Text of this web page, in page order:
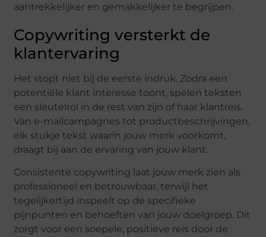
aantrekkelijker en gemakkelijker te begrijpen.
Copywriting versterkt de
klantervaring
Het stopt niet bij de eerste indruk. Zodra een
potentiële klant interesse toont, spelen teksten
een sleutelrol in de rest van zijn of haar klantreis.
Van e-mailcampagnes tot productbeschrijvingen,
elk stukje tekst waarin jouw merk voorkomt,
draagt bij aan de ervaring van jouw klant.
Consistente copywriting laat jouw merk zien als
professioneel en betrouwbaar, terwijl het
tegelijkertijd inspeelt op de specifieke
pijnpunten en behoeften van jouw doelgroep. Dit
zorgt voor een soepele, positieve reis door de